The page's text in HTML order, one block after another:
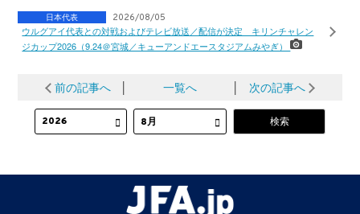
日本代表 2026/08/05
ウルグアイ代表との対戦およびテレビ放送／配信が決定 キリンチャレン
ジカップ2026（9.24＠宮城／キューアンドエースタジアムみやぎ）
前の記事へ 一覧へ 次の記事へ